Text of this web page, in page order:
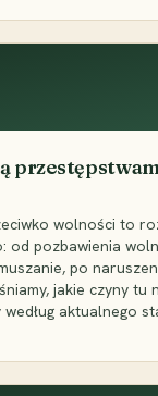
wolności to
od pozbawienia
po
jakie czyny tu
aktualnego